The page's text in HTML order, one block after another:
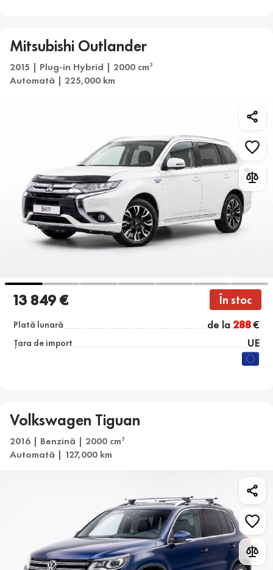
Mitsubishi Outlander
2015 | Plug-in Hybrid | 2000 cm3
Automată | 225,000 km
13 849 € În stoc
Plată lunară de la288€
Țara de import UE
Volkswagen Tiguan
2016 | Benzină | 2000 cm3
Automată | 127,000 km